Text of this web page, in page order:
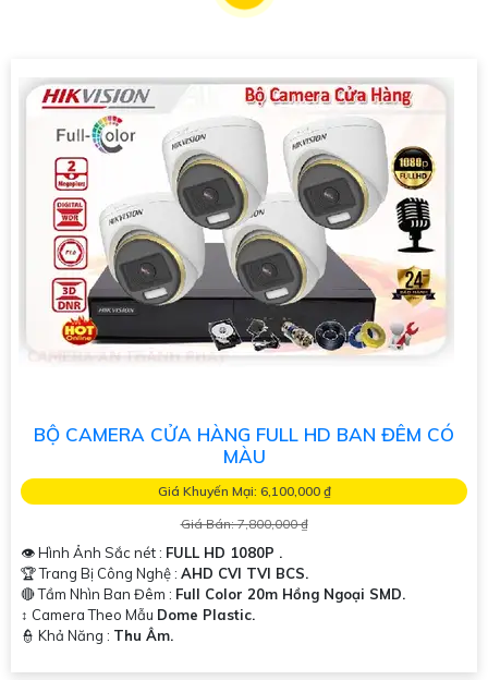
chúng tôi, bạn hoàn toàn yên tâm về an ninh mà không cần lo
BỘ CAMERA CỬA HÀNG FULL HD BAN ĐÊM CÓ
MÀU
Giá Khuyến Mại: 6,100,000 ₫
Giá Bán: 7,800,000 ₫
👁 Hình Ảnh Sắc nét : FULL HD 1080P .
🏆 Trang Bị Công Nghệ : AHD CVI TVI BCS.
🔴 Tầm Nhìn Ban Đêm : Full Color 20m Hồng Ngoại SMD.
↕️ Camera Theo Mẫu Dome Plastic.
️👮 Khả Năng : Thu Âm.